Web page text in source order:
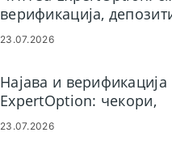
верификација,
повлекувања и тргување
23.07.2026
Најава и верификација
ExpertOption: чекори,
документи, решавање
23.07.2026